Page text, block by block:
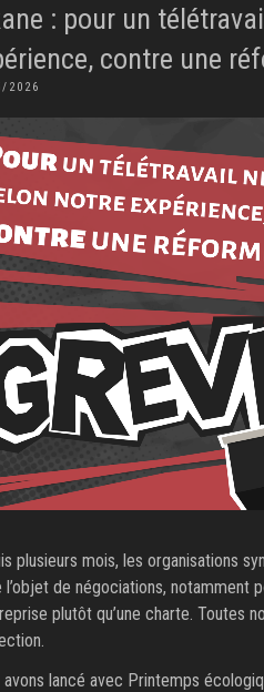
: pour un
contre une
2026
plusieurs mois, les organisations
l’objet de négociations, notamment
plutôt qu’une charte. Toutes
avons lancé avec Printemps